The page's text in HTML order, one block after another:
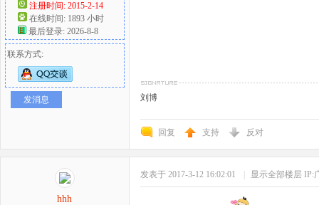
注册时间: 2015-2-14
在线时间: 1893 小时
最后登录: 2026-8-8
联系方式:
发消息 刘博
回复 支持 反对
hhh
发表于 2017-3-12 16:02:01 显示全部楼层 IP: